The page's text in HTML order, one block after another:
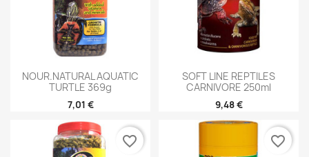
NOUR.NATURAL AQUATIC
TURTLE 369g
7,01 €
SOFT LINE REPTILES
CARNIVORE 250ml
9,48 €
favorite_border favorite_border